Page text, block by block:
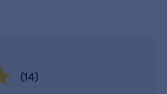
(14)